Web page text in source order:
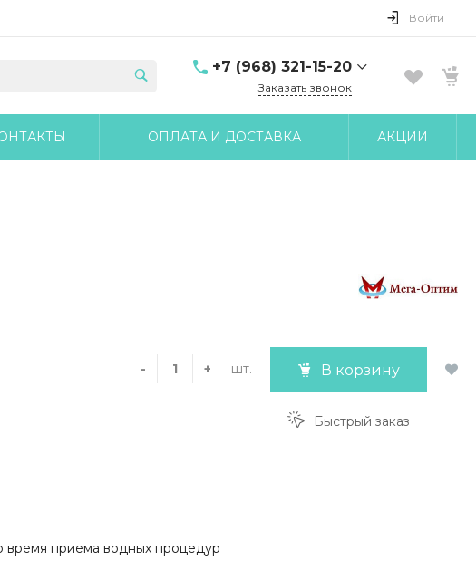
Войти
+7 (968) 321-15-20
г. Москва, ул. Клары
Заказать звонок
ОПЛАТА И ДОСТАВКА АКЦИИ
- + шт. В корзину
Быстрый заказ
время приема водных процедур